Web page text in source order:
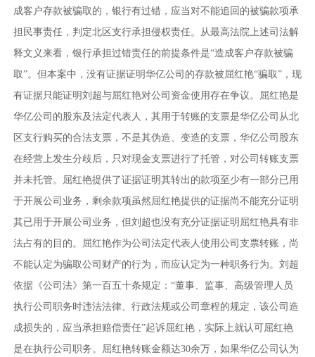
成客户存款被骗取的，银行有过错，应当对不能追回的被骗款项承
担民事责任，判定北区支行承担侵权责任。从最高法院上述司法解
释文义来看，银行承担过错责任的前提条件是“造成客户存款被骗
取”。但本案中，没有证据证明华亿公司的存款被屈红艳“骗取”，现
有证据只能证明刘超与屈红艳对公司资金使用存在争议。屈红艳是
华亿公司的股东及法定代表人，其用于转账的支票是华亿公司从北
区支行购买的合法支票，不是其伪造、变造的支票，华亿公司股东
在经营上发生分歧后，只对现金支票进行了托管，对公司转账支票
并未托管。屈红艳提供了证据证明其转出的款项至少有一部分已用
于开展公司业务，剩余款项虽然屈红艳提供的证据尚不能充分证明
其已用于开展公司业务，但刘超也没有充分证据证明屈红艳具有非
法占有的目的。屈红艳作为公司法定代表人使用公司支票转账，尚
不能认定为骗取公司财产的行为，而应认定为一种职务行为。刘超
依据《公司法》第一百五十条规定：“董事、监事、高级管理人员
执行公司职务时违法法律、行政法规或公司章程的规定，该公司造
成损失的，应当承担赔偿责任”起诉屈红艳，实际上就认可屈红艳
是在执行公司职务。屈红艳转账金额达30余万，如果华亿公司认为